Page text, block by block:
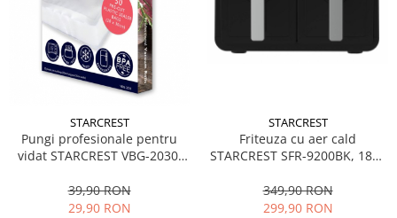
STARCREST
Pungi profesionale pentru
vidat STARCREST VBG-2030,
rezistente, reutilizabile, sous
vide, lavabile in masina de
39,90 RON
29,90 RON
STARCREST
Friteuza cu aer cald
STARCREST SFR-9200BK, 1800
Termostat 80 - 200 °C, 8
programe predefinite, Negru
349,90 RON
299,90 RON